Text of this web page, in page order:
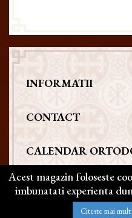
INFORMATII
CONTACT
CALENDAR
Copyright @ 2026 |
Acest magazin foloseste
imbunatati experienta
Citeste mai mult